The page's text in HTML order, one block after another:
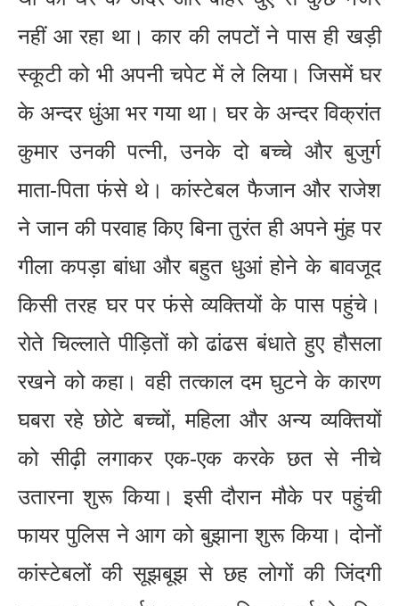
नहीं आ रहा था। कार की लपटों ने पास ही खड़ी
स्कूटी को भी अपनी चपेट में ले लिया। जिसमें घर
के अन्दर धुंआ भर गया था। घर के अन्दर विक्रांत
कुमार उनकी पत्नी, उनके दो बच्चे और बुजुर्ग
माता-पिता फंसे थे। कांस्टेबल फैजान और राजेश
ने जान की परवाह किए बिना तुरंत ही अपने मुंह पर
गीला कपड़ा बांधा और बहुत धुआं होने के बावजूद
किसी तरह घर पर फंसे व्यक्तियों के पास पहुंचे।
रोते चिल्लाते पीड़ितों को ढांढस बंधाते हुए हौसला
रखने को कहा। वही तत्काल दम घुटने के कारण
घबरा रहे छोटे बच्चों, महिला और अन्य व्यक्तियों
को सीढ़ी लगाकर एक-एक करके छत से नीचे
उतारना शुरू किया। इसी दौरान मौके पर पहुंची
फायर पुलिस ने आग को बुझाना शुरू किया। दोनों
कांस्टेबलों की सूझबूझ से छह लोगों की जिंदगी